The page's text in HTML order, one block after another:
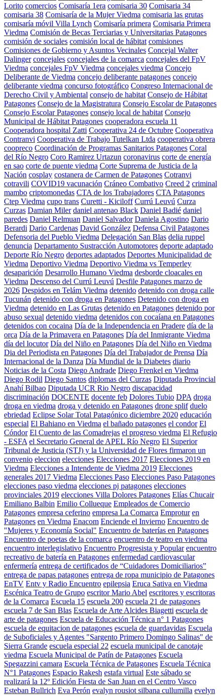
Lorito comercios Comisaría 1era comisaria 30 Comisaria 34
comisaria 38 Comisaría de la Mujer Viedma comisaria las grutas
comisaría móvil Villa Lynch Comisaría primera Comisaria Primera
Viedma Comisión de Becas Terciarias y Universitarias Patagones
comisión de sociales comisión local de hábitat comisiones
Comisiones de Gobierno y Asuntos Vecinales Concejal Walter
Dalinger concejales concejales de la comarca concejales del FpV
Viedma concejales FpV Viedma concejales viedma Concejo
Deliberante de Viedma concejo deliberante patagones concejo
deliberante viedma concurso fotográfico Congreso Internacional de
Derecho Civil y Ambiental consejo de habitat Consejo de Hábitat
Patagones Consejo de la Magistratura Consejo Escolar de Patagones
Consejo Escolar Patagones consejo local de habitat Consejo
Municipal de Hábitat Patagones cooperadora escuela 11
Cooperadora hospital Zatti Cooperativa 24 de Octubre Cooperativa
Contranvi Cooperativa de Trabajo Tutelkan Ltda cooperativa obrera
coopreco Coordinación de Programas Sanitarios Patagones Coral
del Río Negro Coro Ramirez Urtazun coronavirus corte de energía
en sao corte de puente viedma Corte Suprema de Justicia de la
Nación cosplay costanera de Carmen de Patagones Cotranvi
cotravili COVID19 vacunación Cráneo Combativo Creed 2 criminal
mambo criptomonedas CTA de los Trabajadores CTA Patagones
Ctep Viedma cupo trans Curetti - Kiciloff Currú Leuvú Curza
Curzas Damian Miler daniel antenao Black Daniel Badié daniel
paredes Daniel Relmuan Daniel Salvador Daniela Agostino Dario
Berardi Dario Cardenas David González Defensa Civil Patagones
Defensoria del Pueblo Viedma Delegación San Blas delia ruppel
denuncia Departamento Sustracción Automotores deporte adaptado
Deporte Río Negro deportes adaptados Deportes Municipalidad de
Viedma Deportivo Viedma Deportivo Viedma vs Temperley
desaparición Desarrollo Humano Viedma desborde cloacales en
Viedma Descenso del Currú Leuvú Desfile Patagones marzo de
2026 Despidos en Telám Viedma detenido detenido con droga calle
Tucunán detenido con droga en Patagones Detenido con droga en
Viedma detenido en Las Grutas detenido en Patagones detenido por
abuso sexual detenido viedma detenidos con cocaíana en Patagones
detenidos con cocaina Día de la Independencia en Pradere día de la
orca Día de la Primavera en Patagones Día del Inmigrante Viedma
día del locutor Día del Niño en Patagones Día del Niño en Viedma
Dia del Periodista en Patagones Día del Trabajador de Prensa Día
Internacional de la Danza Día Mundial de la Diabetes diario
Noticias de la Costa Diego Andrade Diego Frenkel en Viedma
Diego Rodil Diego Santos diplomas del Curzas Diputada Provincial
Anahí Bilbao Diputada UCR Rio Negro discapacidad
discriminación DOCENTE docente feb Dolores Tubio DPA droga
droga en viedma droga y detenido en Patagones drone splif duelo
ebriedad Eclipse Solar Total Patagónico diciembre 2020 educación
especial El Bahiano en Viedma el bañado patagones el condor El
Cóndor El Cuento de las Comadrejas el progreso viedma El Refugio
- ESFA el Secretario General de APEL Río Negro El Superior
Tribunal de Justicia (STJ) y la Universidad de Flores firmaron un
convenio eleccion elecciones Elecciones 2017 Elecciones 2019 en
Viedma Elecciones a Intendente de Viedma 2019 Elecciones
generales 2017 Viedma Elecciones Paso Elecciones Paso Patagones
elecciones paso viedma elecciones pj patagones elecciones
provinciales 2019 elecciones Villa Dolores Patagones Elías Chucair
Emiliano Balbin Emilio Collueque Empleados de Comercio
Patagones empresa ceferino empresa La Comarca Emprotur en
Patagones en Viedma Enacom Enciende el Invierno Encuentro de
"Mujeres y Economía Social" Encuentro de baterías en Patagones
Encuentro de poetas de la comarca encuentro de teatro en viedma
encuentro interlegislativo Encuentro Progresista y Popular encuentro
recreativo de batería en Patagones enfermedad cardiovascular
enfermería entrega de certificados de “Cuidadores Domiciliarios”
entrega de papas patagones entrega de ropa municipio de Patagones
EnTV Entv y Radio Encuentro epilepsia Eruca Sativa en Viedma
Escénica Teatro de Grupo escritor Mario Abel escritores y escritoras
de la Comarca Escuela 15 escuela 200 escuela 21 de patagones
escuela 7 de San Blas Escuela de Arte Alcides Biagetti escuela de
arte de patagones Escuela de Educación Técnica n° 1 Patagones
escuela de equitacion de patagones escuela de guardavidas Escuela
de Suboficiales y Agentes "Sargento Primero Domingo Salinas" de
Sierra Grande escuela especial 22 escuela municipal de canotaje
viedma Escuela Municipal de Patín de Patagones Escuela
Spegazzini camara Escuela Técnica de Patagones Escuela Técnica
N°1 Patagones Espacio Rakesh estafa virtual Este sábado se
realizará la 12º Edición Fiesta de San Juan en el Centro Vasco
Esteban Bullrich Eva Perón evalyn rousiot silbana cullumilla evelyn